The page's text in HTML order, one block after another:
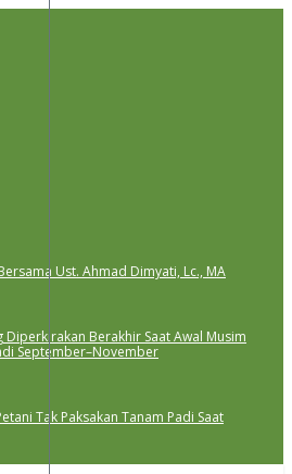
Ust. Ahmad Dimyati, Lc., MA
Diperkirakan Berakhir Saat Awal Musim
September–November
Tak Paksakan Tanam Padi Saat